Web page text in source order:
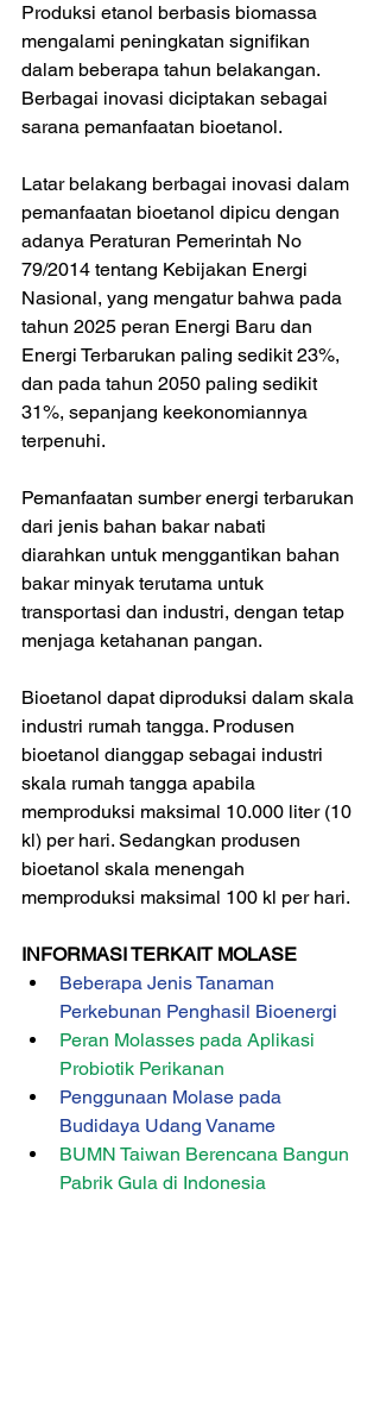
Produksi etanol berbasis biomassa
mengalami peningkatan signifikan
dalam beberapa tahun belakangan.
Berbagai inovasi diciptakan sebagai
sarana pemanfaatan bioetanol.
Latar belakang berbagai inovasi dalam
pemanfaatan bioetanol dipicu dengan
adanya Peraturan Pemerintah No
79/2014 tentang Kebijakan Energi
Nasional, yang mengatur bahwa pada
tahun 2025 peran Energi Baru dan
Energi Terbarukan paling sedikit 23%,
dan pada tahun 2050 paling sedikit
31%, sepanjang keekonomiannya
terpenuhi.
Pemanfaatan sumber energi terbarukan
dari jenis bahan bakar nabati
diarahkan untuk menggantikan bahan
bakar minyak terutama untuk
transportasi dan industri, dengan tetap
menjaga ketahanan pangan.
Bioetanol dapat diproduksi dalam skala
industri rumah tangga. Produsen
bioetanol dianggap sebagai industri
skala rumah tangga apabila
memproduksi maksimal 10.000 liter (10
kl) per hari. Sedangkan produsen
bioetanol skala menengah
memproduksi maksimal 100 kl per hari.
INFORMASI TERKAIT MOLASE
Beberapa Jenis Tanaman
Perkebunan Penghasil Bioenergi
Peran Molasses pada Aplikasi
Probiotik Perikanan
Penggunaan Molase pada
Budidaya Udang Vaname
BUMN Taiwan Berencana Bangun
Pabrik Gula di Indonesia